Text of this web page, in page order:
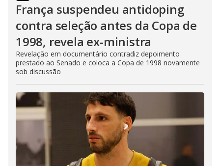
França suspendeu antidoping
contra seleção antes da Copa de
1998, revela ex-ministra
Revelação em documentário contradiz depoimento
prestado ao Senado e coloca a Copa de 1998 novamente
sob discussão